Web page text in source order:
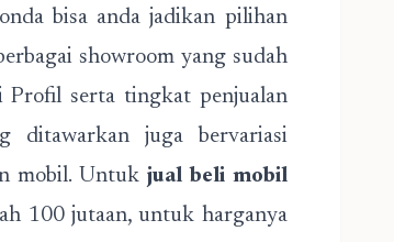
bisa anda jadikan pilihan
showroom yang sudah
Profil serta tingkat penjualan
ditawarkan juga bervariasi
mobil. Untuk jual beli mobil
100 jutaan, untuk harganya